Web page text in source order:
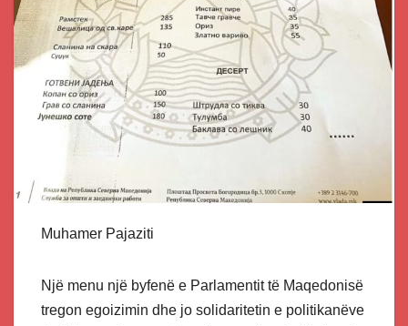
Muhamer Pajaziti
Një menu një byfenë e Parlamentit të Maqedonisë
tregon egoizimin dhe jo solidaritetin e politikanëve